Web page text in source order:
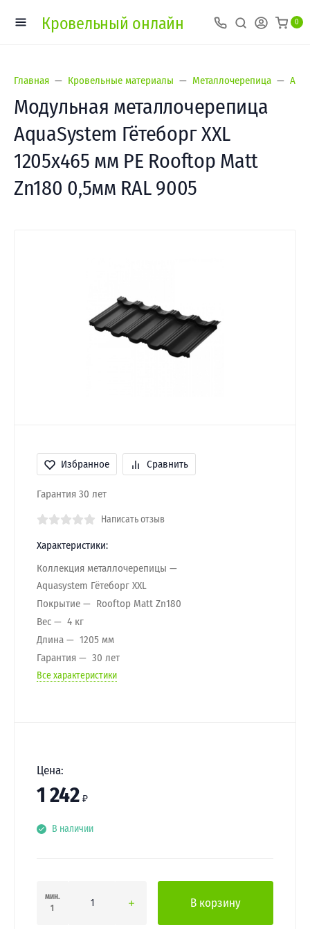
Кровельный онлайн 0
Главная Кровельные материалы Металлочерепица
Модульная металлочерепица
AquaSystem Гётеборг XXL
1205х465 мм PE Rooftop Matt
Zn180 0,5мм RAL 9005
Избранное Сравнить
Гарантия 30 лет
Написать отзыв
Характеристики:
Коллекция металлочерепицы
Aquasystem Гётеборг XXL
Покрытие
Rooftop Matt Zn180
Вес
4 кг
Длина
1205 мм
Гарантия
30 лет
Все характеристики
Цена:
1 242 ₽
В наличии
мин.
1
В корзину